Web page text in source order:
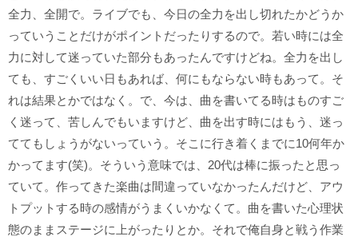
全力、全開で。ライブでも、今日の全力を出し切れたかどうか
っていうことだけがポイントだったりするので。若い時には全
力に対して迷っていた部分もあったんですけどね。全力を出し
ても、すごくいい日もあれば、何にもならない時もあって。そ
れは結果とかではなく。で、今は、曲を書いてる時はものすご
く迷って、苦しんでもいますけど、曲を出す時にはもう、迷っ
ててもしょうがないっていう。そこに行き着くまでに10何年か
かってます(笑)。そういう意味では、20代は棒に振ったと思っ
ていて。作ってきた楽曲は間違っていなかったんだけど、アウ
トプットする時の感情がうまくいかなくて。曲を書いた心理状
態のままステージに上がったりとか。それで俺自身と戦う作業